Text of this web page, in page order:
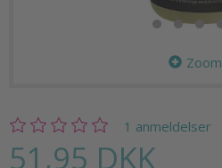
Zoom
1 anmeldelser
51,95 DKK